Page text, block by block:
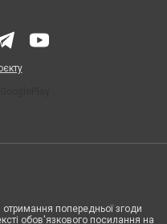
отримання попередньої згоди
обов'язкового посилання на